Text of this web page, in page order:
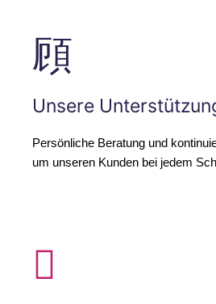
Unsere
Persönliche Beratung und
um unseren Kunden bei jedem